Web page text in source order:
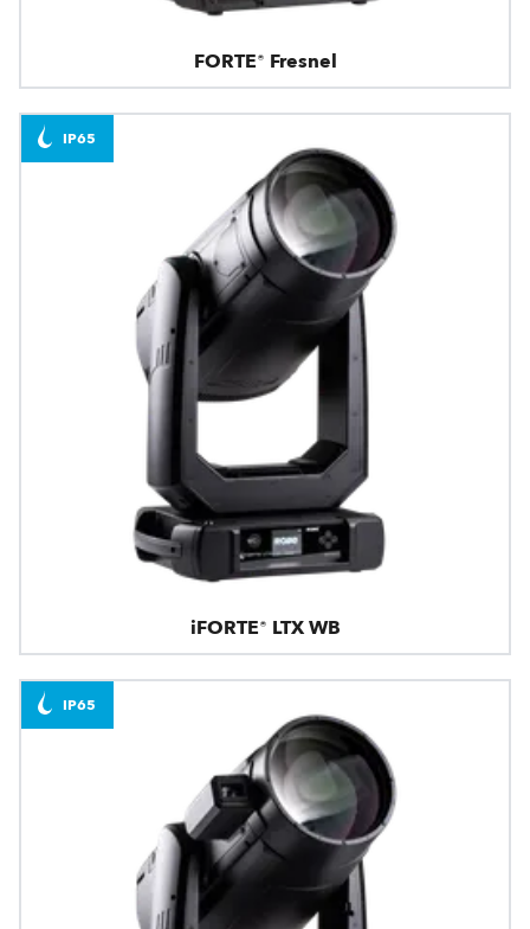
FORTE® Fresnel
iFORTE® LTX WB
IP65
IP65